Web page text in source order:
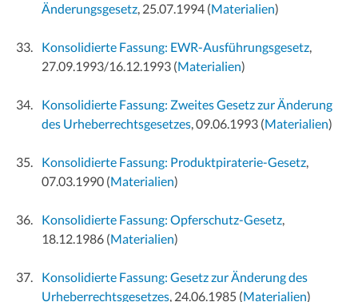
Änderungsgesetz, 25.07.1994 (Materialien)
Konsolidierte Fassung: EWR-Ausführungsgesetz,
27.09.1993/16.12.1993 (Materialien)
Konsolidierte Fassung: Zweites Gesetz zur Änderung
des Urheberrechtsgesetzes, 09.06.1993 (Materialien)
Konsolidierte Fassung: Produktpiraterie-Gesetz,
07.03.1990 (Materialien)
Konsolidierte Fassung: Opferschutz-Gesetz,
18.12.1986 (Materialien)
Konsolidierte Fassung: Gesetz zur Änderung des
Urheberrechtsgesetzes, 24.06.1985 (Materialien)